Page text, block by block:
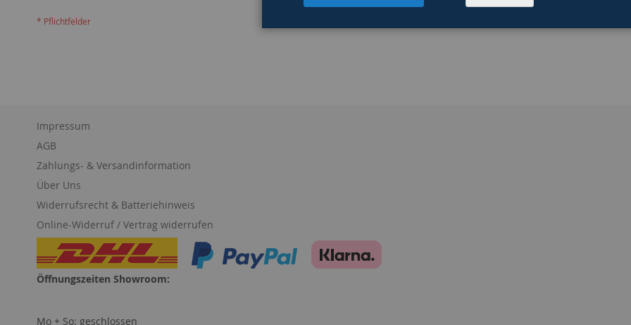
Impressum
AGB
Zahlungs- & Versandinformation
Über Uns
Widerrufsrecht & Batteriehinweis
Online-Widerruf / Vertrag widerrufen
Öffnungszeiten Showroom:
Mo + So: geschlossen